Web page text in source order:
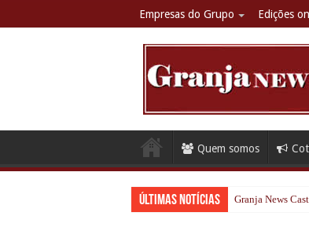
Empresas do Grupo Edições
Quem somos
Últimas notícias Granja News